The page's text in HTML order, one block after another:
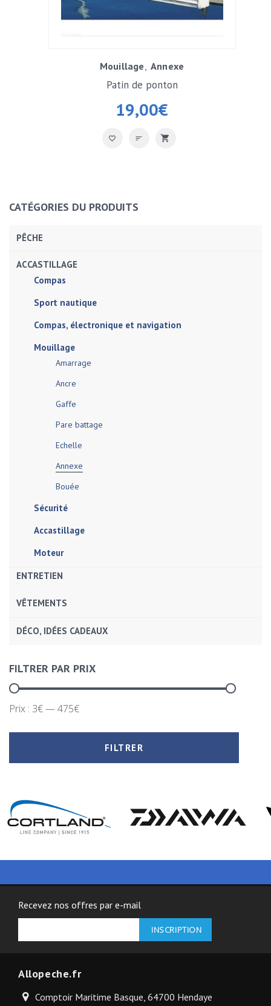
Mouillage Annexe
19,00€
Patin de ponton
CATÉGORIES DU PRODUITS
PÊCHE
ACCASTILLAGE
Compas
Sport nautique
Compas, électronique et navigation
Mouillage
Amarrage
Ancre
Gaffe
Pare battage
Echelle
Annexe
Bouée
Sécurité
Accastillage
Moteur
ENTRETIEN
VÊTEMENTS
DÉCO, IDÉES CADEAUX
FILTRER PAR PRIX
FILTRER
Prix : 3€—475€
Recevez nos offres par e-mail
Allopeche.fr
Comptoir Maritime Basque, 64700 Hendaye